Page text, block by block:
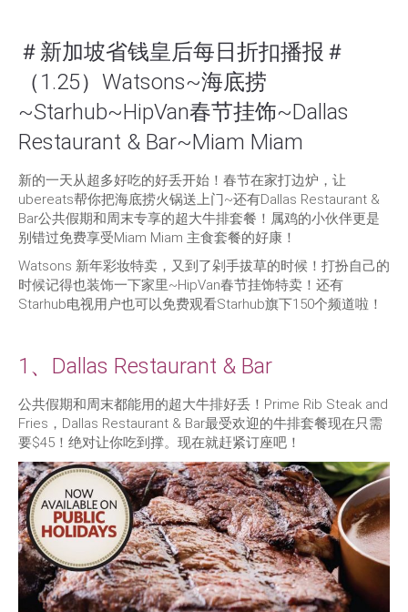
＃新加坡省钱皇后每日折扣播报＃
（1.25）Watsons~海底捞
~Starhub~HipVan春节挂饰~Dallas
Restaurant & Bar~Miam Miam
新的一天从超多好吃的好丢开始！春节在家打边炉，让
ubereats帮你把海底捞火锅送上门~还有Dallas Restaurant &
Bar公共假期和周末专享的超大牛排套餐！属鸡的小伙伴更是
别错过免费享受Miam Miam 主食套餐的好康！
Watsons 新年彩妆特卖，又到了剁手拔草的时候！打扮自己的
时候记得也装饰一下家里~HipVan春节挂饰特卖！还有
Starhub电视用户也可以免费观看Starhub旗下150个频道啦！
1、Dallas Restaurant & Bar
公共假期和周末都能用的超大牛排好丢！Prime Rib Steak and
Fries，Dallas Restaurant & Bar最受欢迎的牛排套餐现在只需
要$45！绝对让你吃到撑。现在就赶紧订座吧！